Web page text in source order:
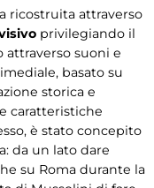
ricostruita attraverso
privilegiando il
attraverso suoni e
basato su
storica e
caratteristiche
è stato concepito
da un lato dare
su Roma durante la